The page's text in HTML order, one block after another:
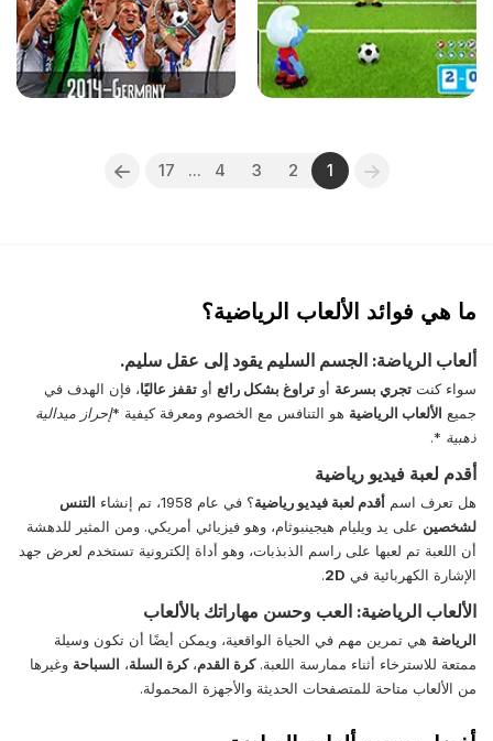
1
2
3
4
...
17
ما هي فوائد الألعاب الرياضية؟
ألعاب الرياضة: الجسم السليم يقود إلى عقل سليم.
سواء كنت تجري بسرعة أو تراوغ بشكل رائع أو تقفز عاليًا، فإن الهدف في
جميع الألعاب الرياضية هو التنافس مع الخصوم ومعرفة كيفية *إحراز ميدالية
ذهبية *.
أقدم لعبة فيديو رياضية
هل تعرف اسم أقدم لعبة فيديو رياضية؟ في عام 1958، تم إنشاء
التنس
لشخصين على يد ويليام هيجينبوثام، وهو فيزيائي أمريكي. ومن المثير للدهشة
أن اللعبة تم لعبها على راسم الذبذبات، وهو أداة إلكترونية تستخدم لعرض جهد
الإشارة الكهربائية في 2D
.
الألعاب الرياضية: العب وحسن مهاراتك بالألعاب
الرياضة هي تمرين مهم في الحياة الواقعية، ويمكن أيضًا أن تكون وسيلة
ممتعة للاسترخاء أثناء ممارسة اللعبة.كرة القدم،كرة السلة، السباحة وغيرها
من الألعاب متاحة للمتصفحات الحديثة والأجهزة المحمولة.